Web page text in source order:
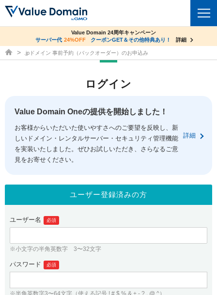
ドメイントップ
ドメイン移管
ドメイン価格一覧
ドメイン一括検索
.jpドメインオークション
gTLDオークション NEW!
.jpドメインバックオーダー
プレミアムドメイン
人気ドメインの種類
WHOIS検索
コアサーバー
バリューサーバー
XREA
セキュリティトップ
Value Domain ネットde診断
SSL証明書
サービストップ
お得意様割引
紹介制度
バリュードメインAPI
ドメイン・ホスティングOEM
facebook
ログイン
従来のバリュードメインをご利用希望の方
ユーザー登録
co.jpドメイン✕コアサーバーV2ビジネス応援キャンペーン
サーバー料金1年間無料
詳細
Value Domain 24周年キャンペーン
サーバー代 24%OFF クーポンGET＆その他特典あり！ 詳細
ドメイン取得ならバリュードメイン
.jpドメイン 事前予約（バックオーダー）のお申込み
ログイン
Value Domain Oneの提供を開始しました！
お客様からいただいた使いやすさへのご要望を反映し、新
しいドメイン・レンタルサーバー・セキュリティ管理機能
を実装いたしました。ぜひお試しいただき、さらなるご意
見をお寄せください。
詳細
ユーザー登録済みの方
ユーザー名 必須
※小文字の半角英数字 3〜32文字
パスワード 必須
※半角英数字3〜64文字（使える記号 ! # $ % & + - ? . @ ^）